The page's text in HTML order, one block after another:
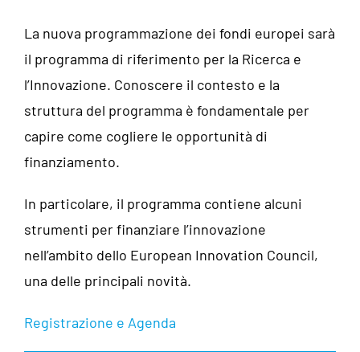
La nuova programmazione dei fondi europei sarà
il programma di riferimento per la Ricerca e
l’Innovazione. Conoscere il contesto e la
struttura del programma è fondamentale per
capire come cogliere le opportunità di
finanziamento.
In particolare, il programma contiene alcuni
strumenti per finanziare l’innovazione
nell’ambito dello European Innovation Council,
una delle principali novità.
Registrazione e Agenda